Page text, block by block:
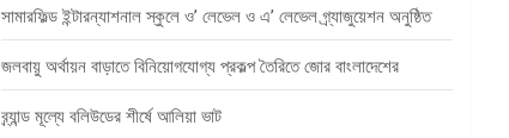
সামারফিল্ড ইন্টারন্যাশনাল স্কুলে ও’ লেভেল ও এ’ লেভেল গ্র্যাজুয়েশন অনুষ্ঠিত
জলবায়ু অর্থায়ন বাড়াতে বিনিয়োগযোগ্য প্রকল্প তৈরিতে জোর বাংলাদেশের
ব্র্যান্ড মূল্যে বলিউডের শীর্ষে আলিয়া ভাট